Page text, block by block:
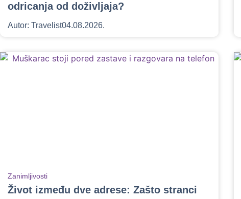
odricanja od doživljaja?
Autor: Travelist04.08.2026.
Zanimljivosti
Život između dve adrese: Zašto stranci